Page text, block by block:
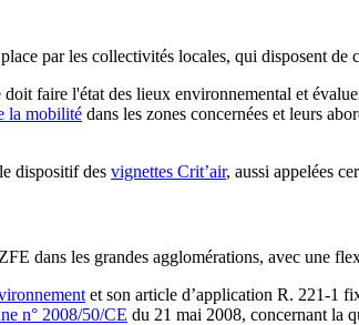
par les collectivités locales, qui disposent
doit faire l'état des lieux environnemental et
la mobilité dans les zones concernées et leurs
dispositif des vignettes Crit’air, aussi appelées
dans les grandes agglomérations, avec une
et son article d’application R. 221-1
n° 2008/50/CE du 21 mai 2008, concernant la